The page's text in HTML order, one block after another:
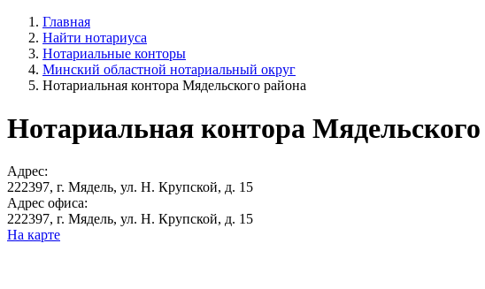
Главная
Найти нотариуса
Нотариальные конторы
Минский областной нотариальный округ
Нотариальная контора Мядельского района
Нотариальная контора
Адрес:
222397, г. Мядель, ул. Н. Крупской, д. 15
Адрес офиса:
222397, г. Мядель, ул. Н. Крупской, д. 15
На карте